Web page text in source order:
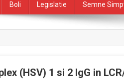
Boli Legislatie Semne
(HSV) 1 si 2 IgG in